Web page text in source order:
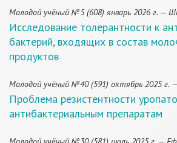
Молодой учёный №5 (608) январь 2026 г. —
Исследование толерантности к
бактерий, входящих в состав
продуктов
Молодой учёный №40 (591) октябрь 2025 г.
Проблема резистентности
антибактериальным препаратам